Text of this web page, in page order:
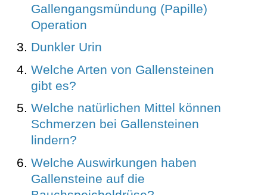
Gallengangsmündung (Papille)
Operation
Dunkler Urin
Welche Arten von Gallensteinen
gibt es?
Welche natürlichen Mittel können
Schmerzen bei Gallensteinen
lindern?
Welche Auswirkungen haben
Gallensteine auf die